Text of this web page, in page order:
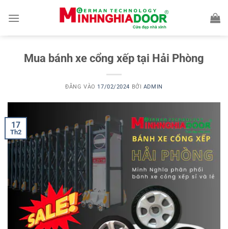
qua
Mua bánh xe cổng xếp tại Hải Phòng
ĐĂNG VÀO 17/02/2024 BỞI ADMIN
17
Th2